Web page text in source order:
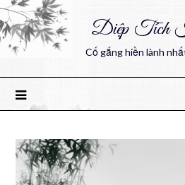
Diệp Tích
Cố gắng hiền lành